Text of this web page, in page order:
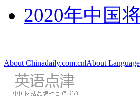
2020年中国
About Chinadaily.com.cn|About